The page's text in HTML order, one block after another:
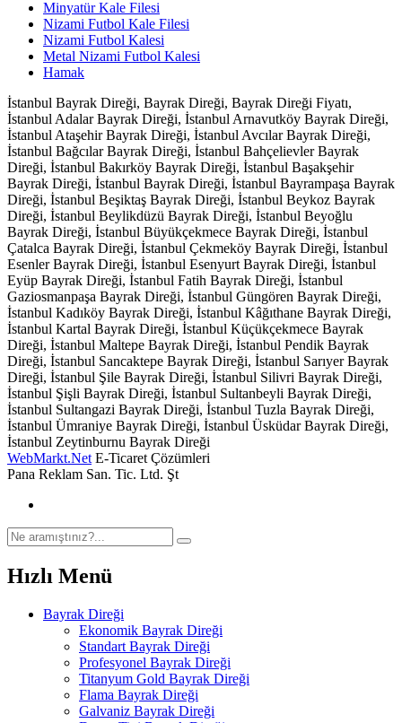
Minyatür Kale Filesi
Nizami Futbol Kale Filesi
Nizami Futbol Kalesi
Metal Nizami Futbol Kalesi
Hamak
İstanbul Bayrak Direği, Bayrak Direği, Bayrak Direği Fiyatı,
İstanbul Adalar Bayrak Direği, İstanbul Arnavutköy Bayrak Direği,
İstanbul Ataşehir Bayrak Direği, İstanbul Avcılar Bayrak Direği,
İstanbul Bağcılar Bayrak Direği, İstanbul Bahçelievler Bayrak
Direği, İstanbul Bakırköy Bayrak Direği, İstanbul Başakşehir
Bayrak Direği, İstanbul Bayrak Direği, İstanbul Bayrampaşa Bayrak
Direği, İstanbul Beşiktaş Bayrak Direği, İstanbul Beykoz Bayrak
Direği, İstanbul Beylikdüzü Bayrak Direği, İstanbul Beyoğlu
Bayrak Direği, İstanbul Büyükçekmece Bayrak Direği, İstanbul
Çatalca Bayrak Direği, İstanbul Çekmeköy Bayrak Direği, İstanbul
Esenler Bayrak Direği, İstanbul Esenyurt Bayrak Direği, İstanbul
Eyüp Bayrak Direği, İstanbul Fatih Bayrak Direği, İstanbul
Gaziosmanpaşa Bayrak Direği, İstanbul Güngören Bayrak Direği,
İstanbul Kadıköy Bayrak Direği, İstanbul Kâğıthane Bayrak Direği,
İstanbul Kartal Bayrak Direği, İstanbul Küçükçekmece Bayrak
Direği, İstanbul Maltepe Bayrak Direği, İstanbul Pendik Bayrak
Direği, İstanbul Sancaktepe Bayrak Direği, İstanbul Sarıyer Bayrak
Direği, İstanbul Şile Bayrak Direği, İstanbul Silivri Bayrak Direği,
İstanbul Şişli Bayrak Direği, İstanbul Sultanbeyli Bayrak Direği,
İstanbul Sultangazi Bayrak Direği, İstanbul Tuzla Bayrak Direği,
İstanbul Ümraniye Bayrak Direği, İstanbul Üsküdar Bayrak Direği,
İstanbul Zeytinburnu Bayrak Direği
WebMarkt.Net E-Ticaret Çözümleri
Pana Reklam San. Tic. Ltd. Şt
Hızlı Menü
Bayrak Direği
Ekonomik Bayrak Direği
Standart Bayrak Direği
Profesyonel Bayrak Direği
Titanyum Gold Bayrak Direği
Flama Bayrak Direği
Galvaniz Bayrak Direği